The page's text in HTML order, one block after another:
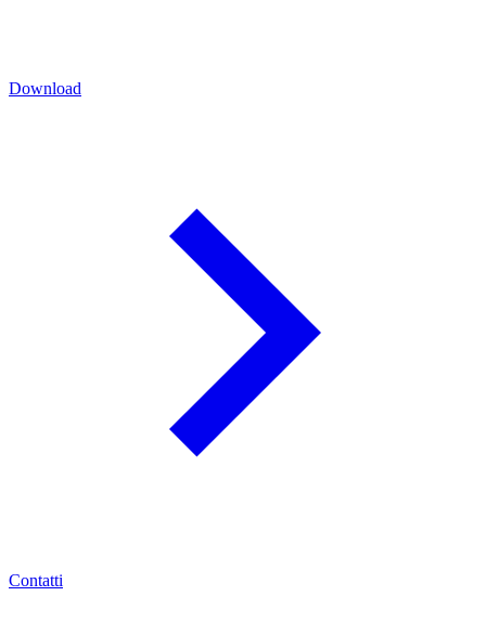
Download
Contatti